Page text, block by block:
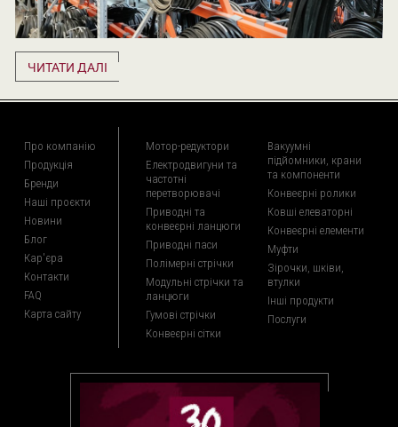
ЧИТАТИ ДАЛІ
Про компанію
Продукція
Бренди
Наші проєкти
Новини
Блог
Кар'єра
Контакти
FAQ
Карта сайту
Мотор-редуктори
Електродвигуни та
частотні
перетворювачі
Приводні та
конвеєрні ланцюги
Приводні паси
Полімерні стрічки
Модульні стрічки та
ланцюги
Гумові стрічки
Конвеєрні сітки
Вакуумні
підйомники, крани
та компоненти
Конвеєрні ролики
Ковші елеваторні
Конвеєрні елементи
Муфти
Зірочки, шківи,
втулки
Інші продукти
Послуги